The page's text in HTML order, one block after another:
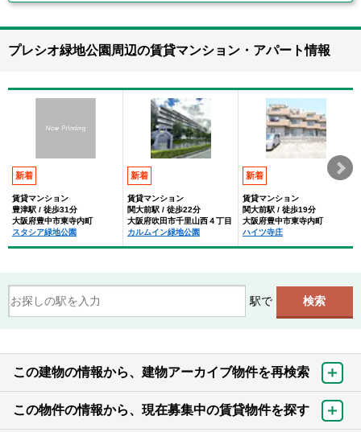
プレシオ緑地公園周辺の賃貸マンション・アパート情報
新着
賃貸マンション
豊津駅 / 徒歩31分
大阪府豊中市東寺内町
スタシア緑地公園
新着
賃貸マンション
関大前駅 / 徒歩22分
大阪府吹田市千里山西４丁目
カルムイン緑地公園
新着
賃貸マンション
関大前駅 / 徒歩19分
大阪府豊中市東寺内町
ハイツ寺庄
駅で
この建物の情報から、建物アーカイブ物件を再検索
この物件の情報から、現在募集中の賃貸物件を探す